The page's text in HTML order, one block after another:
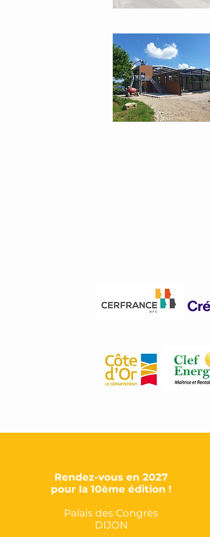
Rendez-vous en 2027
pour la 10ème édition !
Palais des Congrès
DIJON